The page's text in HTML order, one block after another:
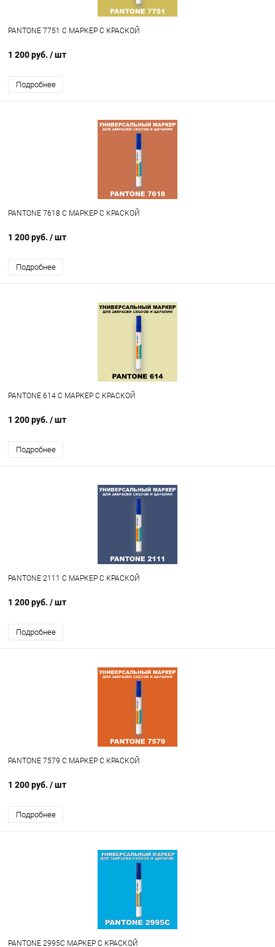
PANTONE 7751 C МАРКЕР С КРАСКОЙ
1 200 руб. / шт
Подробнее
PANTONE 7618 C МАРКЕР С КРАСКОЙ
1 200 руб. / шт
Подробнее
PANTONE 614 C МАРКЕР С КРАСКОЙ
1 200 руб. / шт
Подробнее
PANTONE 2111 C МАРКЕР С КРАСКОЙ
1 200 руб. / шт
Подробнее
PANTONE 7579 C МАРКЕР С КРАСКОЙ
1 200 руб. / шт
Подробнее
PANTONE 2995C МАРКЕР С КРАСКОЙ